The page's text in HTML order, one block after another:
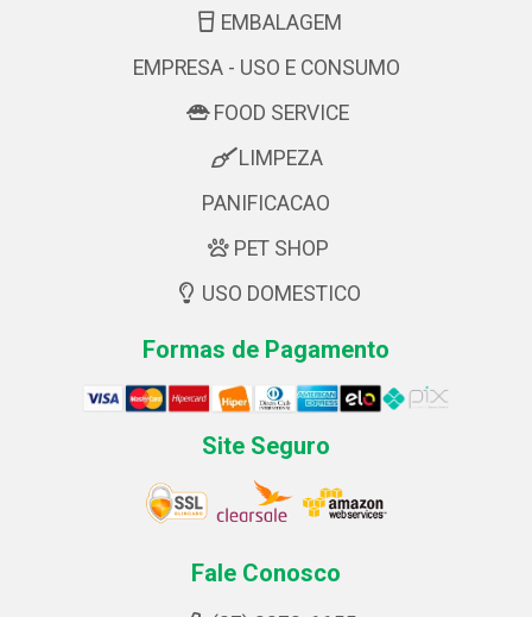
EMBALAGEM
EMPRESA - USO E CONSUMO
FOOD SERVICE
LIMPEZA
PANIFICACAO
PET SHOP
USO DOMESTICO
Formas de Pagamento
Site Seguro
Fale Conosco